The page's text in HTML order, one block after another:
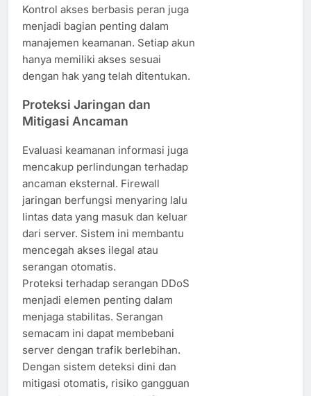
Kontrol akses berbasis peran juga
menjadi bagian penting dalam
manajemen keamanan. Setiap akun
hanya memiliki akses sesuai
dengan hak yang telah ditentukan.
Proteksi Jaringan dan
Mitigasi Ancaman
Evaluasi keamanan informasi juga
mencakup perlindungan terhadap
ancaman eksternal. Firewall
jaringan berfungsi menyaring lalu
lintas data yang masuk dan keluar
dari server. Sistem ini membantu
mencegah akses ilegal atau
serangan otomatis.
Proteksi terhadap serangan DDoS
menjadi elemen penting dalam
menjaga stabilitas. Serangan
semacam ini dapat membebani
server dengan trafik berlebihan.
Dengan sistem deteksi dini dan
mitigasi otomatis, risiko gangguan